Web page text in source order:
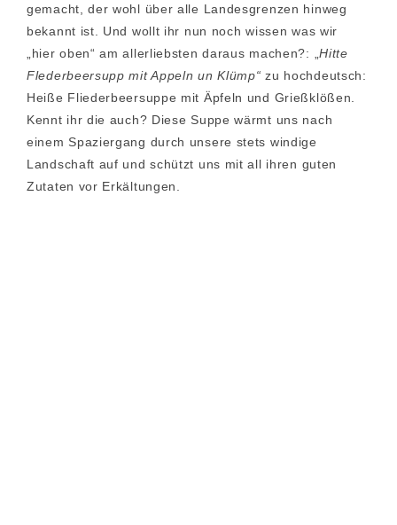
gemacht, der wohl über alle Landesgrenzen hinweg
bekannt ist. Und wollt ihr nun noch wissen was wir
„hier oben“ am allerliebsten daraus machen?: „Hitte
Flederbeersupp mit Appeln un Klümp“ zu hochdeutsch:
Heiße Fliederbeersuppe mit Äpfeln und Grießklößen.
Kennt ihr die auch? Diese Suppe wärmt uns nach
einem Spaziergang durch unsere stets windige
Landschaft auf und schützt uns mit all ihren guten
Zutaten vor Erkältungen.